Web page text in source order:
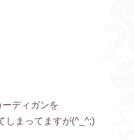
ディガンを
しまってますが(^_^;)